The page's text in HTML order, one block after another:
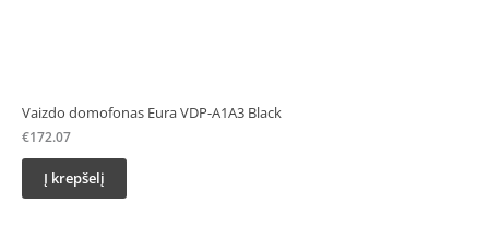
Vaizdo domofonas Eura VDP-A1A3 Black
€172.07
Į krepšelį